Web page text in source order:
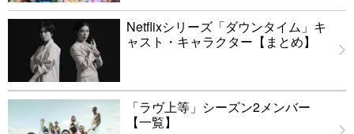
Netflixシリーズ「ダウンタイム」キ
ャスト・キャラクター【まとめ】
「ラヴ上等」シーズン2メンバー
【一覧】